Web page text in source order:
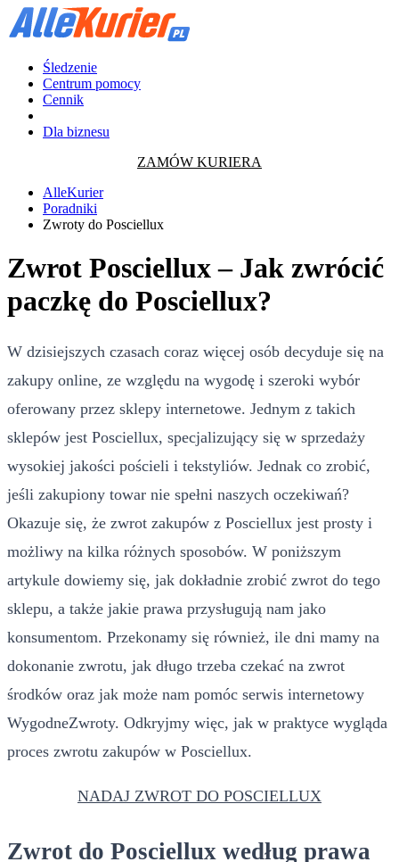
Śledzenie
Centrum pomocy
Cennik
Dla biznesu
ZAMÓW KURIERA
AlleKurier
Poradniki
Zwroty do Posciellux
Zwrot Posciellux – Jak zwrócić
paczkę do Posciellux?
W dzisiejszych czasach coraz więcej osób decyduje się na
zakupy online, ze względu na wygodę i szeroki wybór
oferowany przez sklepy internetowe. Jednym z takich
sklepów jest Posciellux, specjalizujący się w sprzedaży
wysokiej jakości pościeli i tekstyliów. Jednak co zrobić,
jeśli zakupiony towar nie spełni naszych oczekiwań?
Okazuje się, że zwrot zakupów z Posciellux jest prosty i
możliwy na kilka różnych sposobów. W poniższym
artykule dowiemy się, jak dokładnie zrobić zwrot do tego
sklepu, a także jakie prawa przysługują nam jako
konsumentom. Przekonamy się również, ile dni mamy na
dokonanie zwrotu, jak długo trzeba czekać na zwrot
środków oraz jak może nam pomóc serwis internetowy
WygodneZwroty. Odkryjmy więc, jak w praktyce wygląda
proces zwrotu zakupów w Posciellux.
NADAJ ZWROT DO POSCIELLUX
Zwrot do Posciellux według prawa